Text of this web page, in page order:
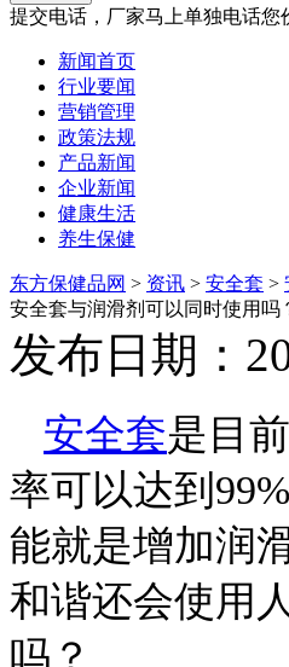
提交电话，厂家马上单独电话您
新闻首页
行业要闻
营销管理
政策法规
产品新闻
企业新闻
健康生活
养生保健
东方保健品网 > 资讯 > 安全套 >
安全套与润滑剂可以同时使用吗
发布日期：
安全套是目
率可以达到99%
能就是增加润
和谐还会使用
吗？